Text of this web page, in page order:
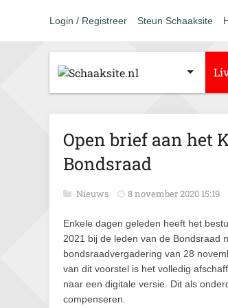
Login / Registreer Steun Schaaksite
Open brief aan het
Bondsraad
Nieuws 8 november 2020 15:19
Enkele dagen geleden heeft het
2021 bij de leden van de Bondsraad
bondsraadvergadering van 28
van dit voorstel is het volledig
naar een digitale versie. Dit als
compenseren.